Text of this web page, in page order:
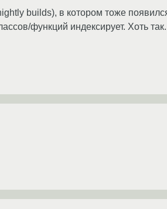
builds), в котором тоже
функций индексирует. Хоть